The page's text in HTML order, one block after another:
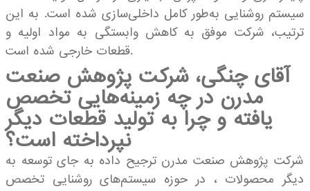
سیستم روشنایی به‌طور کامل داخلی‌سازی شده است. به این
ترتیب، شرکت موفق به کاهش وابستگی به مواد اولیه و
قطعات خارجی شده است.
آقای چنگی، شرکت پژوهش صنعت
مدرن در چه زمینه‌هایی تخصص
یافته و چرا به تولید قطعات دیگر
نپرداخته است؟
شرکت پژوهش صنعت مدرن ترجیح داده به جای توسعه به
دیگر محصولات ، در حوزه سیستم‌های روشنایی تخصص